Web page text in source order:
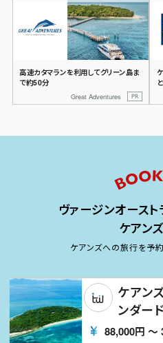
高速カタマランを利用してグリーン島ま
で約50分
Great Adventures
ヴァージンオース
ケアン
ケアンズへの旅行を予
ケアン
ンダー
88,000円 〜